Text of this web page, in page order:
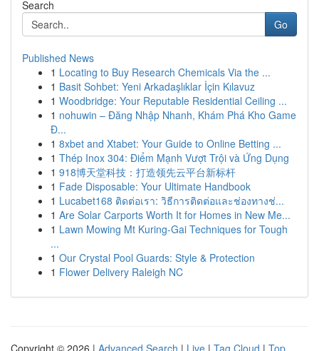
Search
Go
Published News
1 Locating to Buy Research Chemicals Via the ...
1 Basit Sohbet: Yeni Arkadaşlıklar İçin Kılavuz
1 Woodbridge: Your Reputable Residential Ceiling ...
1 nohuwin – Đăng Nhập Nhanh, Khám Phá Kho Game
Đ...
1 8xbet and Xtabet: Your Guide to Online Betting ...
1 Thép Inox 304: Điểm Mạnh Vượt Trội và Ứng Dụng
1 918博天堂科技：打造领先云平台新标杆
1 Fade Disposable: Your Ultimate Handbook
1 Lucabet168 ติดต่อเรา: วิธีการติดต่อและช่องทางช่...
1 Are Solar Carports Worth It for Homes in New Me...
1 Lawn Mowing Mt Kuring-Gai Techniques for Tough
...
1 Our Crystal Pool Guards: Style & Protection
1 Flower Delivery Raleigh NC
Copyright © 2026 | Advanced Search | Live | Tag Cloud | Top